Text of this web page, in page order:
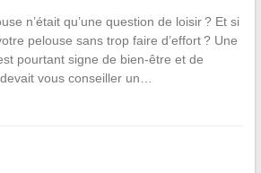
n’était qu’une question de loisir ? Et si
pelouse sans trop faire d’effort ? Une
pourtant signe de bien-être et de
vous conseiller un…